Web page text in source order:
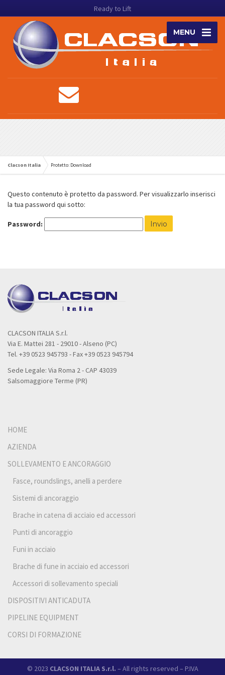
Ready to Lift
MENU
Clacson Italia Protetto: Download
Questo contenuto è protetto da password. Per visualizzarlo inserisci
la tua password qui sotto:
Password:
CLACSON ITALIA S.r.l.
Via E. Mattei 281 - 29010 - Alseno (PC)
Tel. +39 0523 945793 - Fax +39 0523 945794
Sede Legale: Via Roma 2 - CAP 43039
Salsomaggiore Terme (PR)
HOME
AZIENDA
SOLLEVAMENTO E ANCORAGGIO
Fasce, roundslings, anelli a perdere
Sistemi di ancoraggio
Brache in catena di acciaio ed accessori
Punti di ancoraggio
Funi in acciaio
Brache di fune in acciaio ed accessori
Accessori di sollevamento speciali
DISPOSITIVI ANTICADUTA
PIPELINE EQUIPMENT
CORSI DI FORMAZIONE
© 2023 CLACSON ITALIA S.r.l. – All rights reserved – P.IVA